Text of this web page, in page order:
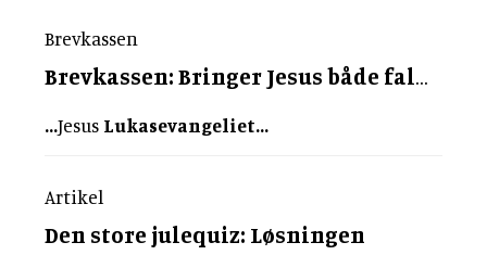
Brevkassen
Brevkassen: Bringer Jesus både fald og oprejsning med sig?
...Jesus Lukasevangeliet...
Artikel
Den store julequiz: Løsningen